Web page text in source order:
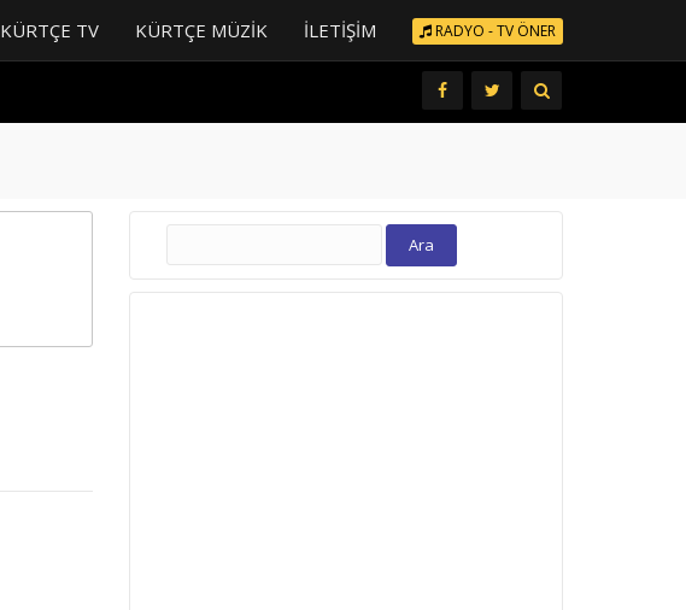
RADYO - TV ÖNER
KÜRTÇE TV KÜRTÇE MÜZIK İLETIŞIM
Arama: